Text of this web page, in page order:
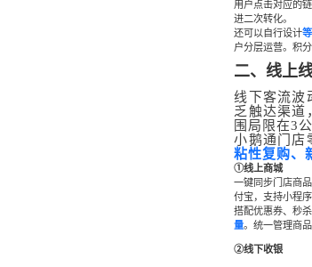
用户点击对应的
进二次转化。
还可以自行设计
户分层运营。积
二、线上
线下客流波
乏触达渠道
围局限在3
小鹅通门店
粘性复购、
①线上商城
一键同步门店商
付宝，支持小程
搭配优惠券、秒
量。统一管理商
②线下收银